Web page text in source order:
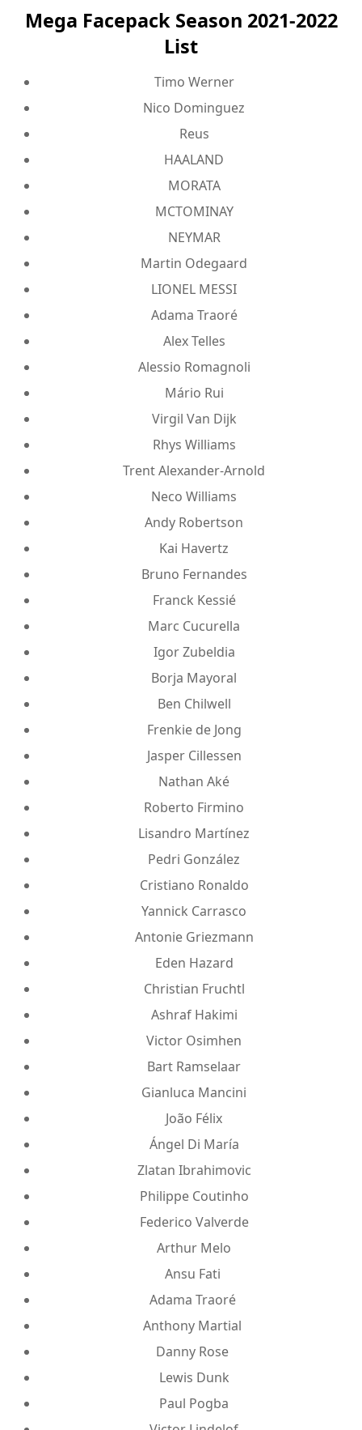
Mega Facepack Season 2021-2022
List
Timo Werner
Nico Dominguez
Reus
HAALAND
MORATA
MCTOMINAY
NEYMAR
Martin Odegaard
LIONEL MESSI
Adama Traoré
Alex Telles
Alessio Romagnoli
Mário Rui
Virgil Van Dijk
Rhys Williams
Trent Alexander-Arnold
Neco Williams
Andy Robertson
Kai Havertz
Bruno Fernandes
Franck Kessié
Marc Cucurella
Igor Zubeldia
Borja Mayoral
Ben Chilwell
Frenkie de Jong
Jasper Cillessen
Nathan Aké
Roberto Firmino
Lisandro Martínez
Pedri González
Cristiano Ronaldo
Yannick Carrasco
Antonie Griezmann
Eden Hazard
Christian Fruchtl
Ashraf Hakimi
Victor Osimhen
Bart Ramselaar
Gianluca Mancini
João Félix
Ángel Di María
Zlatan Ibrahimovic
Philippe Coutinho
Federico Valverde
Arthur Melo
Ansu Fati
Adama Traoré
Anthony Martial
Danny Rose
Lewis Dunk
Paul Pogba